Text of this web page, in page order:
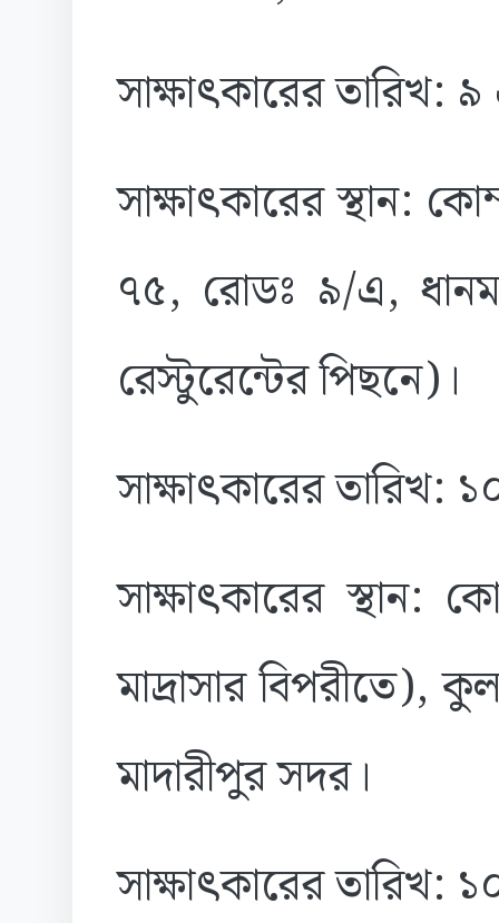
সাক্ষাৎকারের
সাক্ষাৎকারের স্থান:
৭৫, রোডঃ ৯/এ,
রেস্টুরেন্টের পিছনে)।
সাক্ষাৎকারের
সাক্ষাৎকারের স্থান:
মাদ্রাসার বিপরীতে),
মাদারীপুর সদর।
সাক্ষাৎকারের তারিখ: